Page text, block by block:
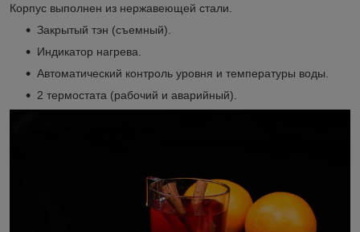
Корпус выполнен из нержавеющей стали.
Закрытый тэн (cъемный).
Индикатор нагрева.
Автоматический контроль уровня и температуры воды.
2 термостата (рабочий и аварийный).